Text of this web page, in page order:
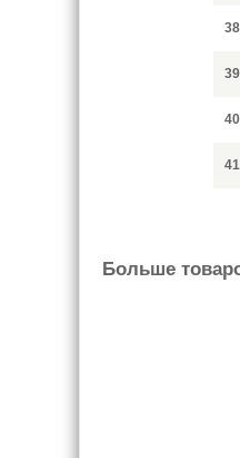
38
39
40
41
Больше